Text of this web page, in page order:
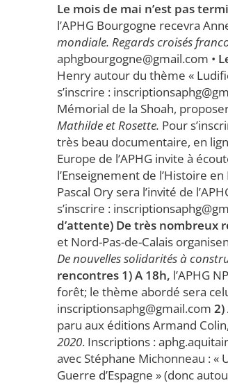
Le mois de mai n’est pas
l’APHG Bourgogne recevra
mondiale. Regards croisés
aphgbourgogne@gmail.com •
Henry autour du thème «
s’inscrire :
Mémorial de la Shoah,
Mathilde et Rosette. Pour
très beau documentaire, en
Europe de l’APHG invite à
l’Enseignement de l’Histoire
Pascal Ory sera l’invité de
s’inscrire :
d’attente) De très nombreux
et Nord-Pas-de-Calais
De nouvelles solidarités à
rencontres 1) A 18h, l’APHG
forêt; le thème abordé sera
inscriptionsaphg@gmail.com 2)
paru aux éditions Armand Colin,
2020. Inscriptions :
avec Stéphane Michonneau :
Guerre d’Espagne » (donc